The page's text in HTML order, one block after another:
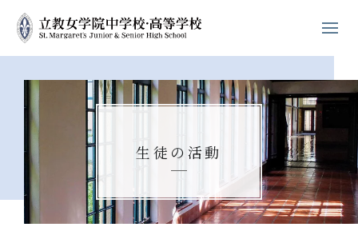
ホーム
学校紹介
立教女学院の キリスト教教育
中高の教育
生徒の活動